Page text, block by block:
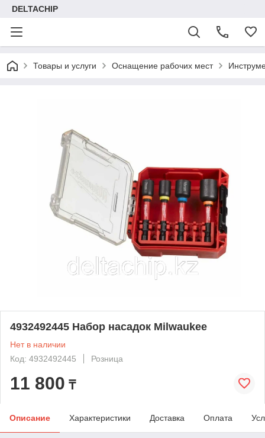
DELTACHIP
Товары и услуги Оснащение рабочих мест
4932492445 Набор насадок Milwaukee
Нет в наличии
Код: 4932492445
Розница
11 800 ₸
Описание Характеристики Доставка Оплата